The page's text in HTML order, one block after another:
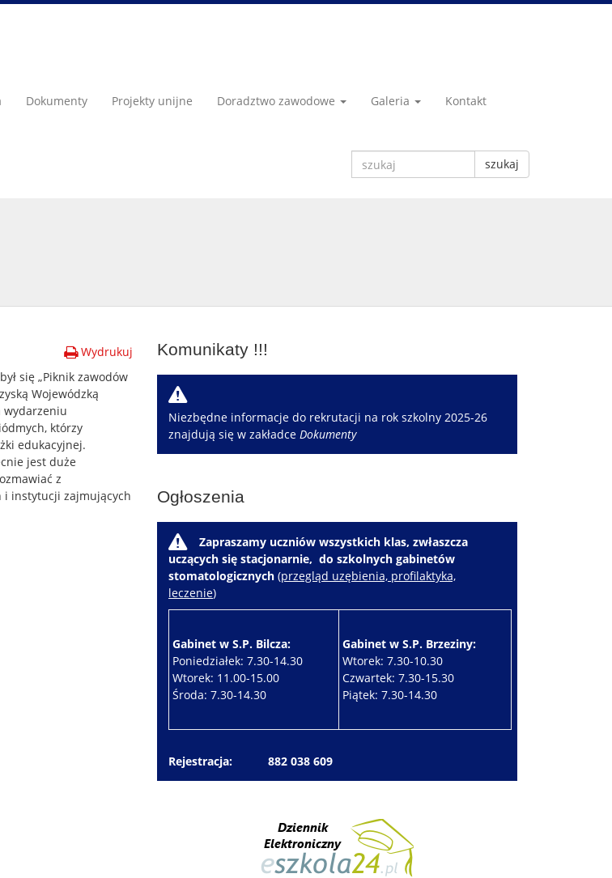
Dokumenty Projekty unijne Doradztwo zawodowe Galeria Kontakt
szukaj
Wydrukuj
się „Piknik zawodów
Wojewódzką
wydarzeniu
którzy
edukacyjnej.
jest duże
z
i instytucji zajmujących
Komunikaty !!!
W
Niezbędne informacje do rekrutacji na rok szkolny 2025-26
znajdują się w zakładce Dokumenty
Ogłoszenia
W
Zapraszamy uczniów wszystkich klas, zwłaszcza
uczących się stacjonarnie, do szkolnych gabinetów
stomatologicznych (przegląd uzębienia, profilaktyka,
leczenie)
Gabinet w S.P. Bilcza:
Poniedziałek: 7.30-14.30
Wtorek: 11.00-15.00
Środa: 7.30-14.30
Gabinet w S.P. Brzeziny:
Wtorek: 7.30-10.30
Czwartek: 7.30-15.30
Piątek: 7.30-14.30
Rejestracja: 882 038 609